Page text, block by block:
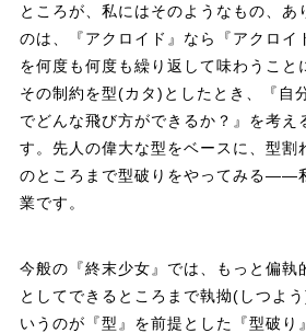
ところが、私にはそのようなもの、あ
のは、『アクロイド』なら『アクロイ
を何度も何度も繰り返して味わうこと
その制約を型(カタ)としたとき、『自
でどんな飛び方ができるか？』を考え
す。先人の偉大な型をベースに、型割
のところまで型破りをやってみる——
業です。
今般の『終末少女』では、もっと偏執
としてできるところまで執拗(しつよ
いうのが『型』を前提とした『型破り